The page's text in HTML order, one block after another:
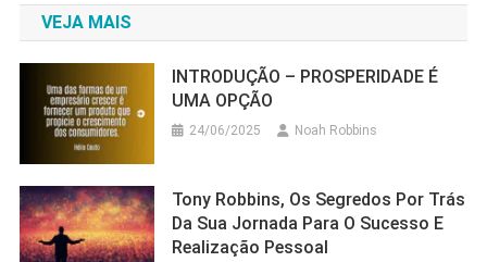
VEJA MAIS
UMA OPÇÃO
24/06/2025 Noah Robbins
Tony Robbins, Os Segredos Por Trás
Da Sua Jornada Para O Sucesso E
Realização Pessoal